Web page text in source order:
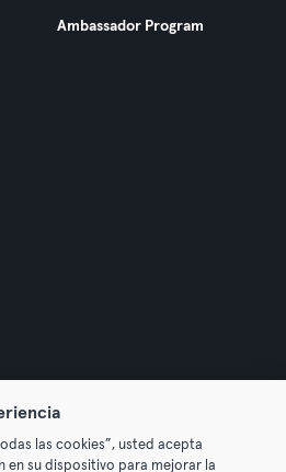
Ambassador Program
las cookies”, usted acepta
en su dispositivo para mejorar la